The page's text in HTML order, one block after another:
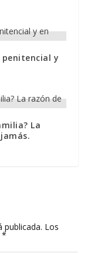
y
La
publicada. Los
*